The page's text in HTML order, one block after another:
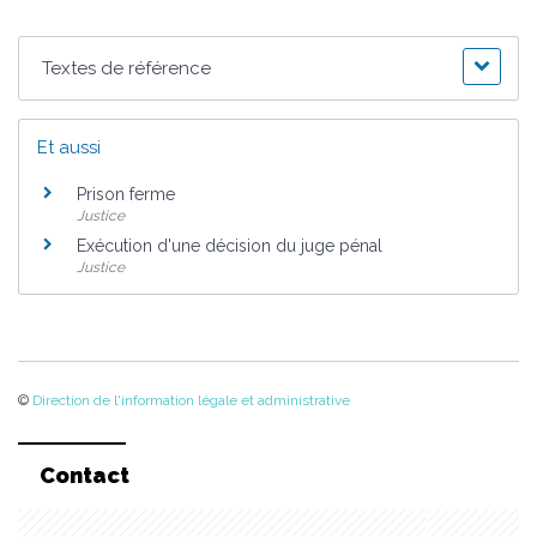
Textes de référence
Et aussi
Prison ferme
Justice
Exécution d'une décision du juge pénal
Justice
© Direction de l'information légale et administrative
Contact